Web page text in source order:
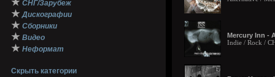
★ СНГ/Зарубеж
★ Дискографии
★ Сборники
★ Видео
★ Неформат
Скрыть категории
Mercury Inn -
Indie / Rock /